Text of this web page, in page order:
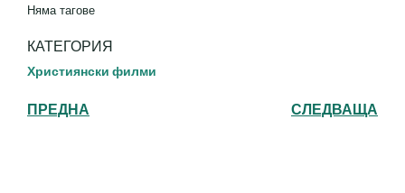
Няма тагове
КАТЕГОРИЯ
Християнски филми
ПРЕДНА СЛЕДВАЩА